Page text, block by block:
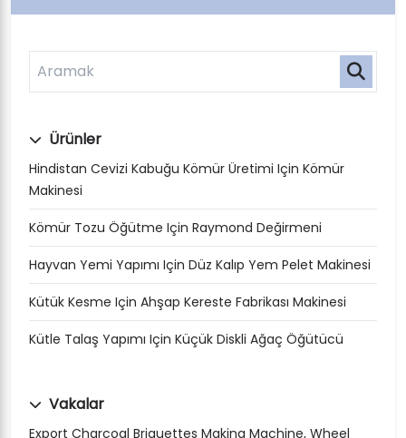
Ürünler
Hindistan Cevizi Kabuğu Kömür Üretimi Için Kömür
Makinesi
Kömür Tozu Öğütme Için Raymond Değirmeni
Hayvan Yemi Yapımı Için Düz Kalıp Yem Pelet Makinesi
Kütük Kesme Için Ahşap Kereste Fabrikası Makinesi
Kütle Talaş Yapımı Için Küçük Diskli Ağaç Öğütücü
Vakalar
Export Charcoal Briquettes Making Machine, Wheel